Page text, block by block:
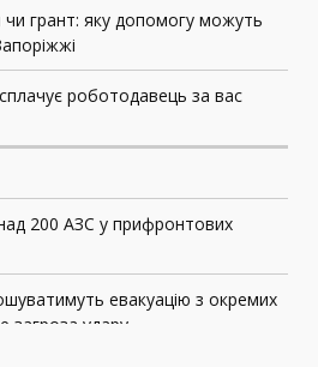
грант: яку допомогу можуть
роботодавець за вас
200 АЗС у прифронтових
евакуацію з окремих
загроза удару